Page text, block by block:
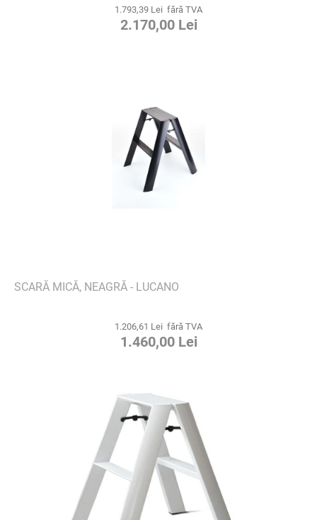
1.793,39 Lei fără TVA
2.170,00 Lei
SCARĂ MICĂ, NEAGRĂ - LUCANO
1.206,61 Lei fără TVA
1.460,00 Lei